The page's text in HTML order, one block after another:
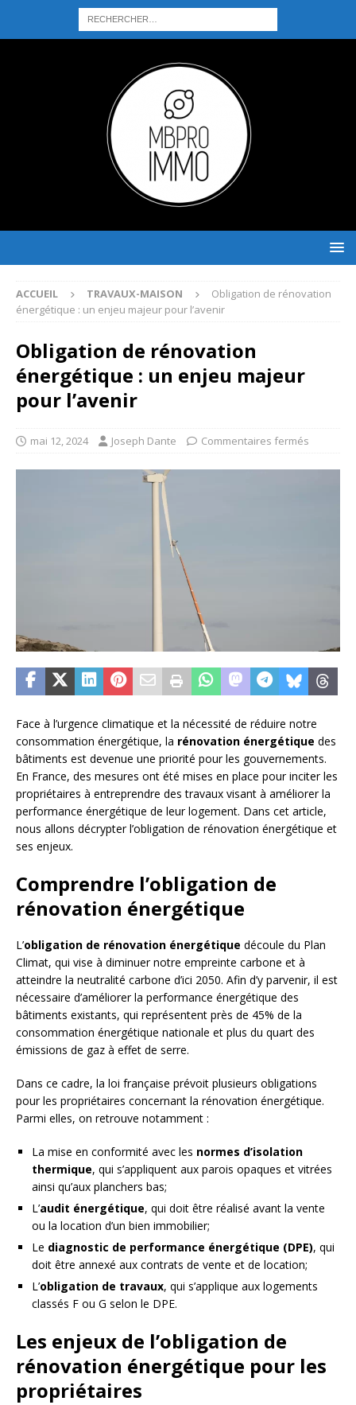
ACCUEIL TRAVAUX-MAISON
Obligation de rénovation
énergétique : un enjeu majeur pour l’avenir
Obligation de rénovation
énergétique : un enjeu majeur
pour l’avenir
mai 12, 2024 Joseph Dante Commentaires fermés
Face à l’urgence climatique et la nécessité de réduire notre
consommation énergétique, la rénovation énergétique des
bâtiments est devenue une priorité pour les gouvernements.
En France, des mesures ont été mises en place pour inciter les
propriétaires à entreprendre des travaux visant à améliorer la
performance énergétique de leur logement. Dans cet article,
nous allons décrypter l’obligation de rénovation énergétique et
ses enjeux.
Comprendre l’obligation de
rénovation énergétique
L’obligation de rénovation énergétique découle du Plan
Climat, qui vise à diminuer notre empreinte carbone et à
atteindre la neutralité carbone d’ici 2050. Afin d’y parvenir, il est
nécessaire d’améliorer la performance énergétique des
bâtiments existants, qui représentent près de 45% de la
consommation énergétique nationale et plus du quart des
émissions de gaz à effet de serre.
Dans ce cadre, la loi française prévoit plusieurs obligations
pour les propriétaires concernant la rénovation énergétique.
Parmi elles, on retrouve notamment :
La mise en conformité avec les normes d’isolation
thermique, qui s’appliquent aux parois opaques et vitrées
ainsi qu’aux planchers bas;
L’audit énergétique, qui doit être réalisé avant la vente
ou la location d’un bien immobilier;
Le diagnostic de performance énergétique (DPE), qui
doit être annexé aux contrats de vente et de location;
L’obligation de travaux, qui s’applique aux logements
classés F ou G selon le DPE.
Les enjeux de l’obligation de
rénovation énergétique pour les
propriétaires